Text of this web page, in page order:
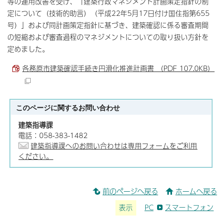
定について（技術的助言）（平成22年5月17日付け国住指第655
号）」および同計画策定指針に基づき、建築確認に係る審査期間
の短縮および審査過程のマネジメントについての取り扱い方針を
定めました。
各務原市建築確認手続き円滑化推進計画書 （PDF 107.0KB）
このページに関するお問い合わせ
建築指導課
電話：058-383-1482
建築指導課へのお問い合わせは専用フォームをご利用
ください。
前のページへ戻る ホームへ戻る
表示 PC スマートフォン